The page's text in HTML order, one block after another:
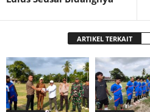
ARTIKEL TERKAIT